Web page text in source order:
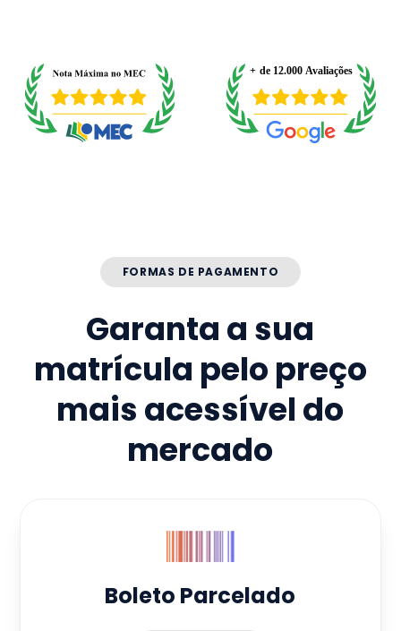
FORMAS DE PAGAMENTO
Garanta a sua
matrícula pelo preço
mais acessível do
mercado
Boleto Parcelado